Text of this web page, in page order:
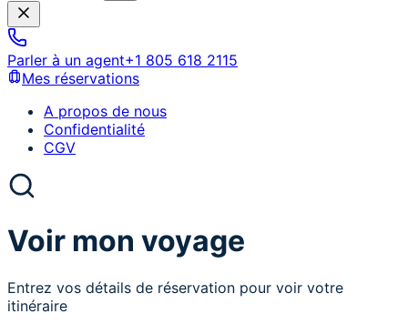
Parler à un agent+1 805 618 2115
Mes réservations
A propos de nous
Confidentialité
CGV
Voir mon voyage
Entrez vos détails de réservation pour voir votre
itinéraire